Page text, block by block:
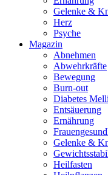
Gelenke &
Herz
Psyche
Magazin
Abnehmen
Abwehrkräfte
Bewegung
Burn-out
Diabetes
Entsäuerung
Ernährung
Gelenke &
Heilfasten